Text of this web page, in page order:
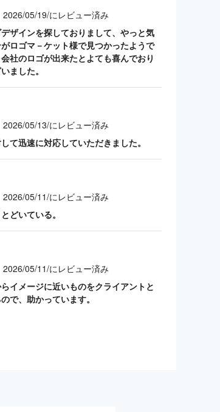
2026/05/19/にレビュー済み
ザインを探しておりまして、やっと気
ロゴマ－ケット様で見つかったようで
社のロゴが出来たとよても喜んでおり
ました。
2026/05/13/にレビュー済み
て迅速に対応していただきました。
2026/05/11/にレビュー済み
どいている。
2026/05/11/にレビュー済み
イメージに近いものをクライアントと
で、助かっています。